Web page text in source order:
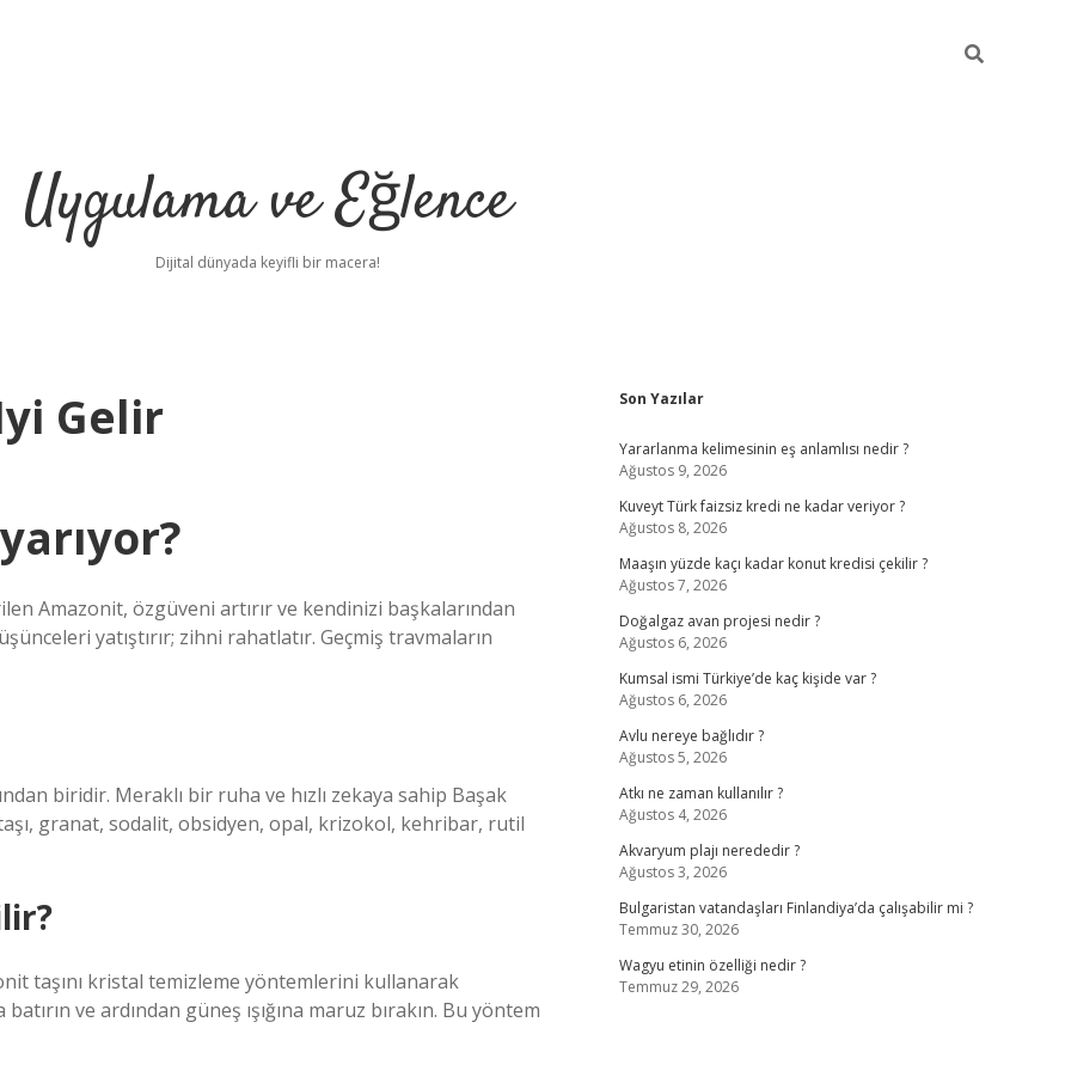
Uygulama ve Eğlence
Dijital dünyada keyifli bir macera!
Gelir
Amazonit, özgüveni artırır ve kendinizi başkalarından
yatıştırır; zihni rahatlatır. Geçmiş travmaların
biridir. Meraklı bir ruha ve hızlı zekaya sahip Başak
granat, sodalit, obsidyen, opal, krizokol, kehribar, rutil
taşını kristal temizleme yöntemlerini kullanarak
ve ardından güneş ışığına maruz bırakın. Bu yöntem
Sidebar
Son Yazılar
Yararlanma kelimesinin eş anlamlısı nedir ?
Ağustos 9, 2026
Kuveyt Türk faizsiz kredi ne kadar veriyor ?
Ağustos 8, 2026
Maaşın yüzde kaçı kadar konut kredisi çekilir ?
Ağustos 7, 2026
Doğalgaz avan projesi nedir ?
Ağustos 6, 2026
Kumsal ismi Türkiye’de kaç kişide var ?
Ağustos 6, 2026
Avlu nereye bağlıdır ?
Ağustos 5, 2026
Atkı ne zaman kullanılır ?
Ağustos 4, 2026
Akvaryum plajı nerededir ?
Ağustos 3, 2026
Bulgaristan vatandaşları Finlandiya’da çalışabilir mi ?
Temmuz 30, 2026
Wagyu etinin özelliği nedir ?
Temmuz 29, 2026